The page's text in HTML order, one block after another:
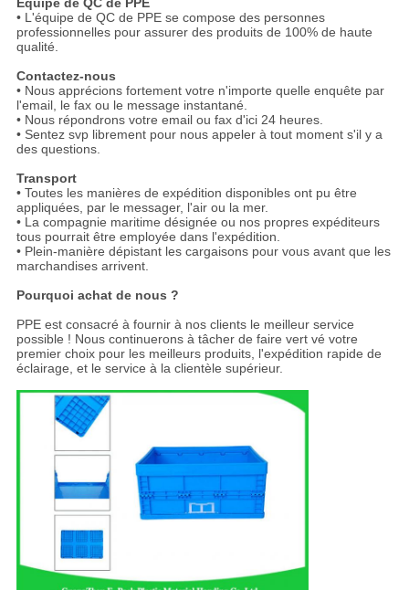
Équipe de QC de PPE
• L'équipe de QC de PPE se compose des personnes
professionnelles pour assurer des produits de 100% de haute
qualité.
Contactez-nous
• Nous apprécions fortement votre n'importe quelle enquête par
l'email, le fax ou le message instantané.
• Nous répondrons votre email ou fax d'ici 24 heures.
• Sentez svp librement pour nous appeler à tout moment s'il y a
des questions.
Transport
• Toutes les manières de expédition disponibles ont pu être
appliquées, par le messager, l'air ou la mer.
• La compagnie maritime désignée ou nos propres expéditeurs
tous pourrait être employée dans l'expédition.
• Plein-manière dépistant les cargaisons pour vous avant que les
marchandises arrivent.
Pourquoi achat de nous ?
PPE est consacré à fournir à nos clients le meilleur service
possible ! Nous continuerons à tâcher de faire vert vé votre
premier choix pour les meilleurs produits, l'expédition rapide de
éclairage, et le service à la clientèle supérieur.